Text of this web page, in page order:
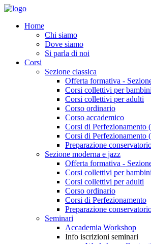
Home
Chi siamo
Dove siamo
Si parla di noi
Corsi
Sezione classica
Offerta formativa -
Corsi collettivi per
Corsi collettivi per adulti
Corso ordinario
Corso accademico
Corsi di Perfezionamento
Corsi di Perfezionamento
Preparazione
Sezione moderna e jazz
Offerta formativa -
Corsi collettivi per
Corsi collettivi per adulti
Corso ordinario
Corsi di Perfezionamento
Preparazione
Seminari
Accademia Workshop
Info iscrizioni seminari